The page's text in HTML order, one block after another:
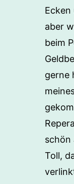
Ecken
aber
beim
gerne
schön
Toll,